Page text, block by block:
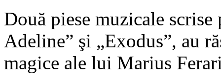
Două piese muzicale
Adeline” şi „Exodus”, au
magice ale lui Marius